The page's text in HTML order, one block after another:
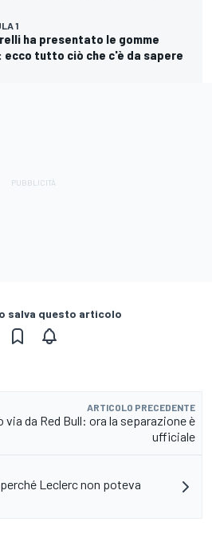
1
ha presentato le gomme
ecco tutto ciò che c'è da sapere
salva questo articolo
ARTICOLO PRECEDENTE
via da Red Bull: ora la separazione è
ufficiale
Leclerc non poteva